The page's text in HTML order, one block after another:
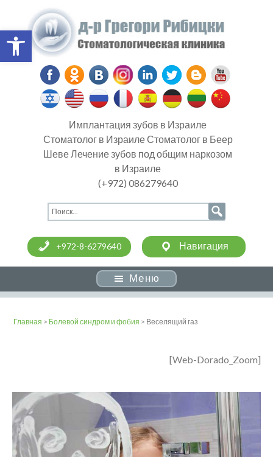
Open toolbar
Имплантация зубов в Израиле
Стоматолог в Израиле Стоматолог в Беер
Шеве Лечение зубов под общим наркозом
в Израиле
(+972) 086279640
+972-8-6279640 Навигация
Меню
Главная > Болевой синдром и фобия > Веселящий газ
[Web-Dorado_Zoom]